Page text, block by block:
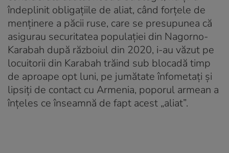
îndeplinit obligațiile de aliat, când forțele de
menținere a păcii ruse, care se presupunea că
asigurau securitatea populației din Nagorno-
Karabah după războiul din 2020, i-au văzut pe
locuitorii din Karabah trăind sub blocadă timp
de aproape opt luni, pe jumătate înfometați și
lipsiți de contact cu Armenia, poporul armean a
înțeles ce înseamnă de fapt acest „aliat”.